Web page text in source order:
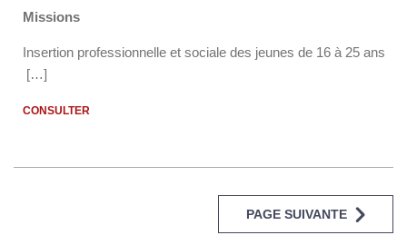
Missions
Insertion professionnelle et sociale des jeunes de 16 à 25 ans
[…]
CONSULTER
PAGE SUIVANTE